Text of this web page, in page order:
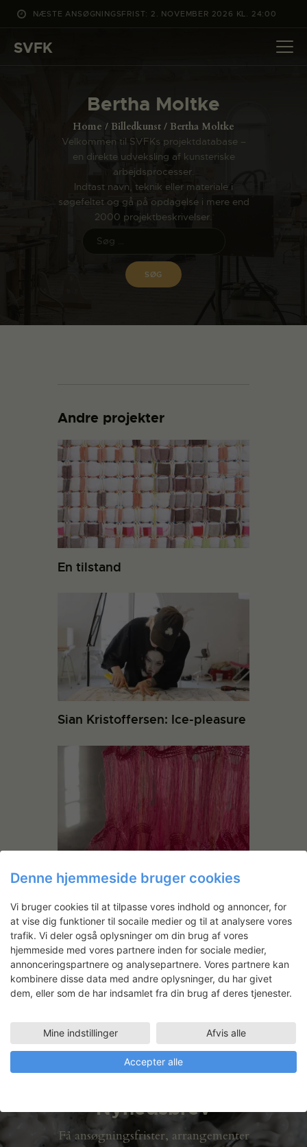
NÆSTE ANSØGNINGSFRIST: 2. NOVEMBER 2026 KL. 24:00
SVFK
Bertha Moltke
Home Billedkunst Bertha Moltke
Velkommen til SVFKs projektdatabase –
en direkte udveksling af kunsteriske
arbejdsprocesser.
Indtast navn, teknik eller materiale i
søgefeltet og gå på opdagelse i mere end
2000 projektbeskrivelser.
DET SKER
CHANNEL
ANSØG
OM SVFK
ENGLISH
Andre projekter
En tilstand
Sian Kristoffersen: Ice-pleasure
Iben Høj: Kæde
Bertha Moltke
Faciliteter
GRAFIKVÆRKSTED
Nyhedsbrev
Få ansøgningsfrister, arrangementer
Denne hjemmeside bruger cookies
Vi bruger cookies til at tilpasse vores indhold og annoncer, for
at vise dig funktioner til socaile medier og til at analysere vores
trafik. Vi deler også oplysninger om din brug af vores
hjemmeside med vores partnere inden for sociale medier,
annonceringspartnere og analysepartnere. Vores partnere kan
kombinere disse data med andre oplysninger, du har givet
dem, eller som de har indsamlet fra din brug af deres tjenester.
Mine indstillinger Afvis alle
Accepter alle